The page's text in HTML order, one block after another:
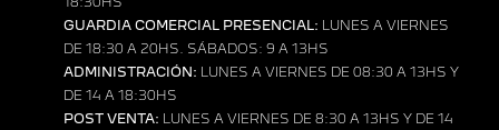
GUARDIA COMERCIAL PRESENCIAL: LUNES A VIERNES
DE 18:30 A 20HS. SÁBADOS: 9 A 13HS
ADMINISTRACIÓN: LUNES A VIERNES DE 08:30 A 13HS Y
DE 14 A 18:30HS
POST VENTA: LUNES A VIERNES DE 8:30 A 13HS Y DE 14